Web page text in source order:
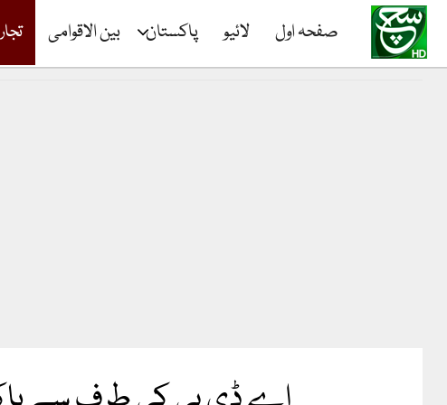
صفحہ اول لائیو پاکستان بین الاقوامی